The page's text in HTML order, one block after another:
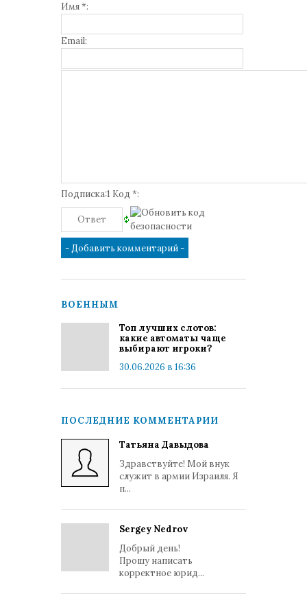
Имя *:
Email:
Подписка:1 Код *:
ВОЕННЫМ
Топ лучших слотов:
какие автоматы чаще
выбирают игроки?
30.06.2026 в 16:36
ПОСЛЕДНИЕ КОММЕНТАРИИ
Татьяна Давыдова
Здравствуйте! Мой внук
служит в армии Израиля. Я
п...
Sergey Nedrov
Добрый день!
Прошу написать
корректное юрид...